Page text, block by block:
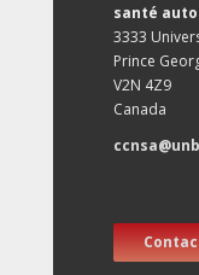
santé
3333
Prince
V2N 4Z9
Canada